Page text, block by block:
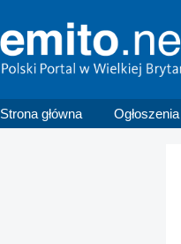
Strona główna Ogłoszenia